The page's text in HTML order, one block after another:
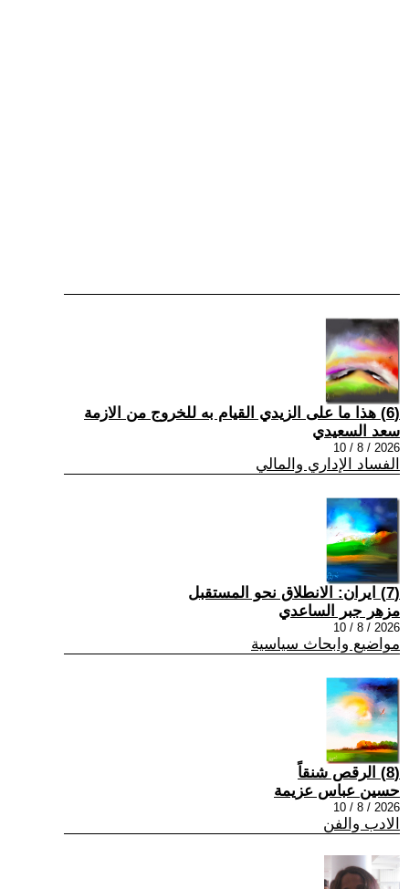
(6) هذا ما على الزيدي القيام به للخروج من الازمة
سعد السعيدي
2026 / 8 / 10
الفساد الإداري والمالي
(7) ايران: الانطلاق نحو المستقبل
مزهر جبر الساعدي
2026 / 8 / 10
مواضيع وابحاث سياسية
(8) الرقص شنقاً
حسين عباس عزيمة
2026 / 8 / 10
الادب والفن